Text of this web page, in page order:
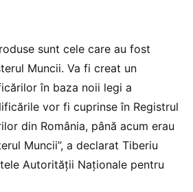
sunt cele care au fost
Muncii. Va fi creat un
în baza noii legi a
vor fi cuprinse în Registrul
din România, până acum erau
Muncii”, a declarat Tiberiu
Autorității Naționale pentru